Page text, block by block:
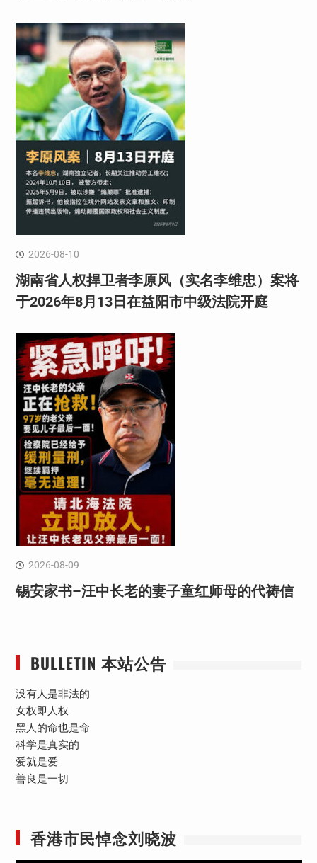
2026-08-10
湖南省人权捍卫者李原风（实名李维忠）案将
于2026年8月13日在益阳市中级法院开庭
2026-08-09
锡安家书–汪中长老的妻子童红⁩师母的代祷信
BULLETIN 本站公告
没有人是非法的
女权即人权
黑人的命也是命
科学是真实的
爱就是爱
善良是一切
香港市民悼念刘晓波